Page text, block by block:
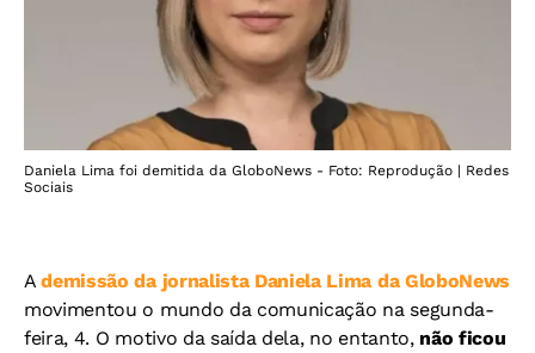
Daniela Lima foi demitida da GloboNews - Foto: Reprodução | Redes
Sociais
Ademissão da jornalista Daniela Lima da GloboNews
movimentou o mundo da comunicação na segunda-
feira, 4. O motivo da saída dela, no entanto,não ficou